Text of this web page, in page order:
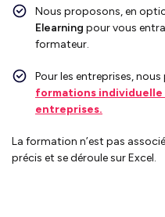
Nous proposons, en
Elearning pour vous
formateur.
Pour les entreprises,
formations
entreprises.
La formation n’est pas
précis et se déroule sur Excel.